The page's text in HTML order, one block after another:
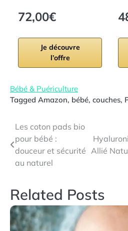
72,00€
Je découvre
l’offre
Bébé & Puériculture
Tagged Amazon, bébé, couches,
Navigation
de
l’article
Les coton pads bio
pour bébé :
douceur et sécurité
au naturel
Allié
Related Posts